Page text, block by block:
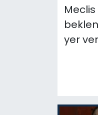
yer
Teknoloji
Yazarlar